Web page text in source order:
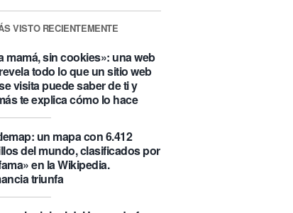
VISTO RECIENTEMENTE
mamá, sin cookies»: una web
todo lo que un sitio web
visita puede saber de ti y
te explica cómo lo hace
un mapa con 6.412
del mundo, clasificados por
en la Wikipedia.
triunfa